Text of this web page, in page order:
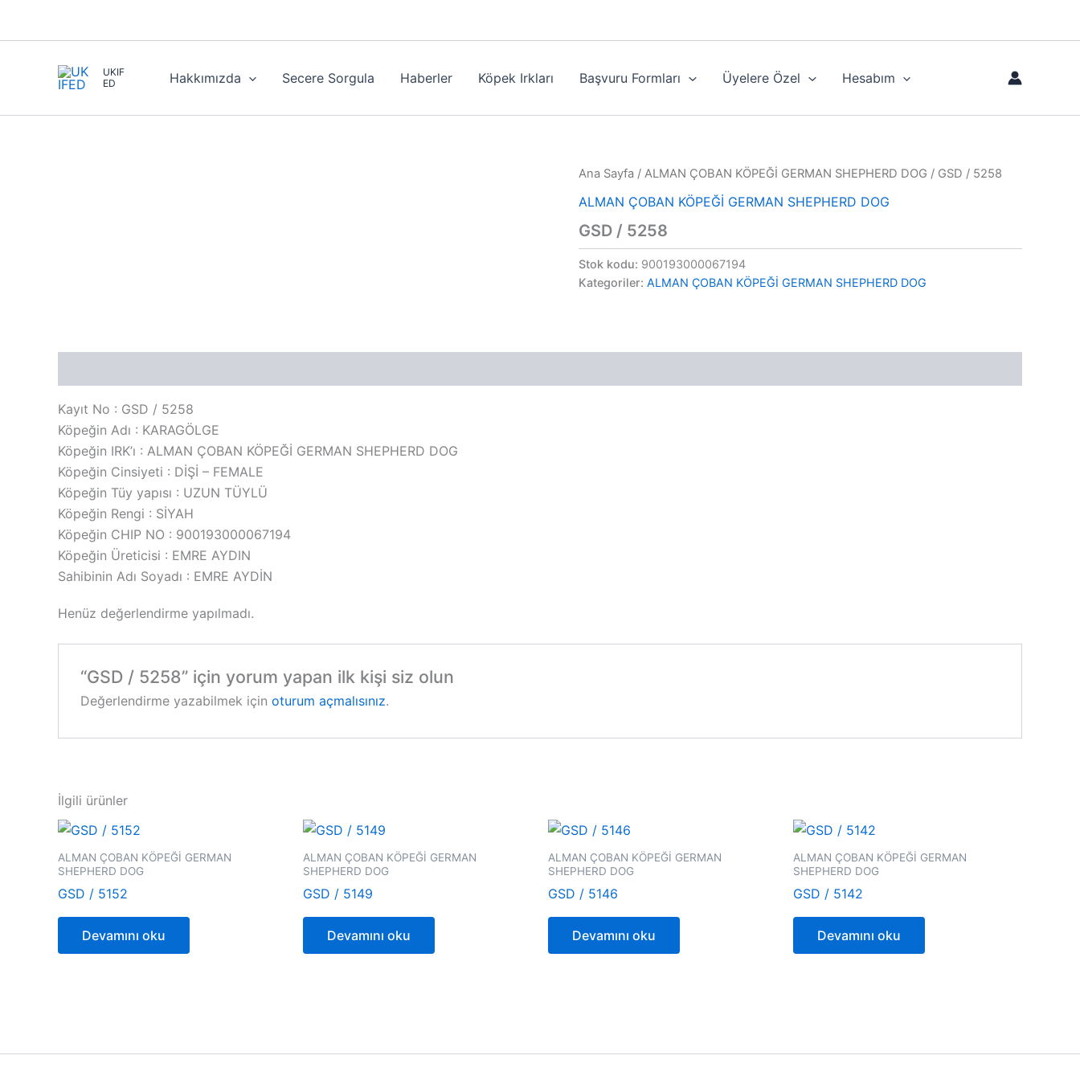
UKIF
ED
Hakkımızda Secere Sorgula Haberler Köpek Irkları Başvuru Formları Üyelere Özel Hesabım
Ana Sayfa / ALMAN ÇOBAN KÖPEĞİ GERMAN SHEPHERD DOG / GSD / 5258
ALMAN ÇOBAN KÖPEĞİ GERMAN SHEPHERD DOG
GSD / 5258
Stok kodu: 900193000067194
Kategoriler: ALMAN ÇOBAN KÖPEĞİ GERMAN SHEPHERD DOG
Kayıt No : GSD / 5258
Köpeğin Adı : KARAGÖLGE
Köpeğin IRK’ı : ALMAN ÇOBAN KÖPEĞİ GERMAN SHEPHERD DOG
Köpeğin Cinsiyeti : DİŞİ – FEMALE
Köpeğin Tüy yapısı : UZUN TÜYLÜ
Köpeğin Rengi : SİYAH
Köpeğin CHIP NO : 900193000067194
Köpeğin Üreticisi : EMRE AYDIN
Sahibinin Adı Soyadı : EMRE AYDİN
Henüz değerlendirme yapılmadı.
“GSD / 5258” için yorum yapan ilk kişi siz olun
Değerlendirme yazabilmek için oturum açmalısınız.
İlgili ürünler
ALMAN ÇOBAN KÖPEĞİ GERMAN
SHEPHERD DOG
GSD / 5152
Devamını oku
ALMAN ÇOBAN KÖPEĞİ GERMAN
SHEPHERD DOG
GSD / 5149
Devamını oku
ALMAN ÇOBAN KÖPEĞİ GERMAN
SHEPHERD DOG
GSD / 5146
Devamını oku
ALMAN ÇOBAN KÖPEĞİ GERMAN
SHEPHERD DOG
GSD / 5142
Devamını oku